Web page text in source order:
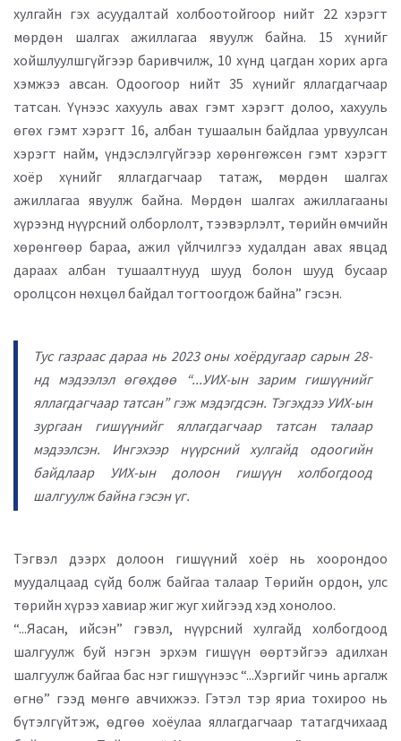
хулгайн гэх асуудалтай холбоотойгоор нийт 22 хэрэгт
мөрдөн шалгах ажиллагаа явуулж байна. 15 хүнийг
хойшлуулшгүйгээр баривчилж, 10 хүнд цагдан хорих арга
хэмжээ авсан. Одоогоор нийт 35 хүнийг яллагдагчаар
татсан. Үүнээс хахууль авах гэмт хэрэгт долоо, хахууль
өгөх гэмт хэрэгт 16, албан тушаалын байдлаа урвуулсан
хэрэгт найм, үндэслэлгүйгээр хөрөнгөжсөн гэмт хэрэгт
хоёр хүнийг яллагдагчаар татаж, мөрдөн шалгах
ажиллагаа явуулж байна. Мөрдөн шалгах ажиллагааны
хүрээнд нүүрсний олборлолт, тээвэрлэлт, төрийн өмчийн
хөрөнгөөр бараа, ажил үйлчилгээ худалдан авах явцад
дараах албан тушаалтнууд шууд болон шууд бусаар
оролцсон нөхцөл байдал тогтоогдож байна” гэсэн.
Тус газраас дараа нь 2023 оны хоёрдугаар сарын 28-
нд мэдээлэл өгөхдөө “...УИХ-ын зарим гишүүнийг
яллагдагчаар татсан” гэж мэдэгдсэн. Тэгэхдээ УИХ-ын
зургаан гишүүнийг яллагдагчаар татсан талаар
мэдээлсэн. Ингэхээр нүүрсний хулгайд одоогийн
байдлаар УИХ-ын долоон гишүүн холбогдоод
шалгуулж байна гэсэн үг.
Тэгвэл дээрх долоон гишүүний хоёр нь хоорондоо
муудалцаад сүйд болж байгаа талаар Төрийн ордон, улс
төрийн хүрээ хавиар жиг жуг хийгээд хэд хонолоо.
“...Яасан, ийсэн” гэвэл, нүүрсний хулгайд холбогдоод
шалгуулж буй нэгэн эрхэм гишүүн өөртэйгээ адилхан
шалгуулж байгаа бас нэг гишүүнээс “...Хэргийг чинь аргалж
өгнө” гээд мөнгө авчихжээ. Гэтэл тэр яриа тохироо нь
бүтэлгүйтэж, өдгөө хоёулаа яллагдагчаар татагдчихаад